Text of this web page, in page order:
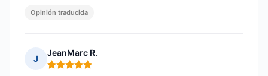
Opinión traducida
J
JeanMarc R.
Nota: 5 de 5